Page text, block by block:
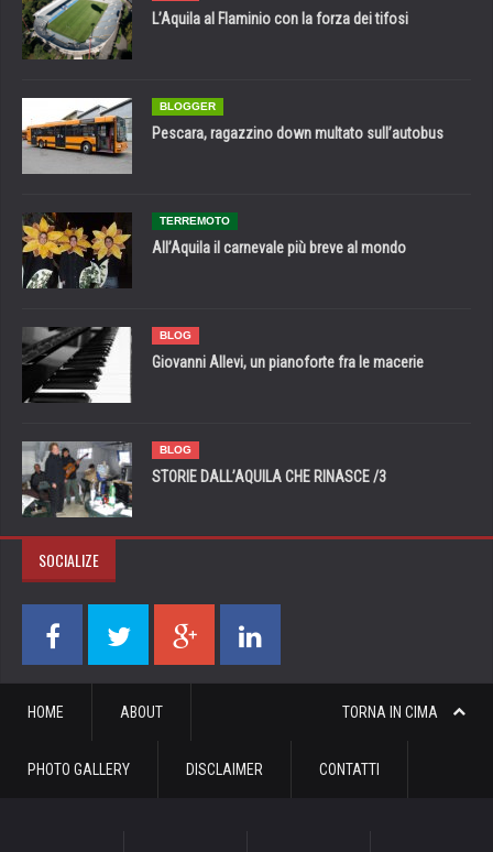
L’Aquila al Flaminio con la forza dei tifosi
BLOGGER
Pescara, ragazzino down multato sull’autobus
TERREMOTO
All’Aquila il carnevale più breve al mondo
BLOG
Giovanni Allevi, un pianoforte fra le macerie
BLOG
STORIE DALL’AQUILA CHE RINASCE /3
SOCIALIZE
TORNA IN CIMA
HOME ABOUT
PHOTO GALLERY DISCLAIMER CONTATTI